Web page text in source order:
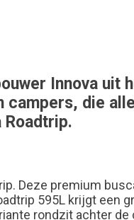
Innova
die
Roadtrip.
Deze premium
595L krijgt een
rondzit achter